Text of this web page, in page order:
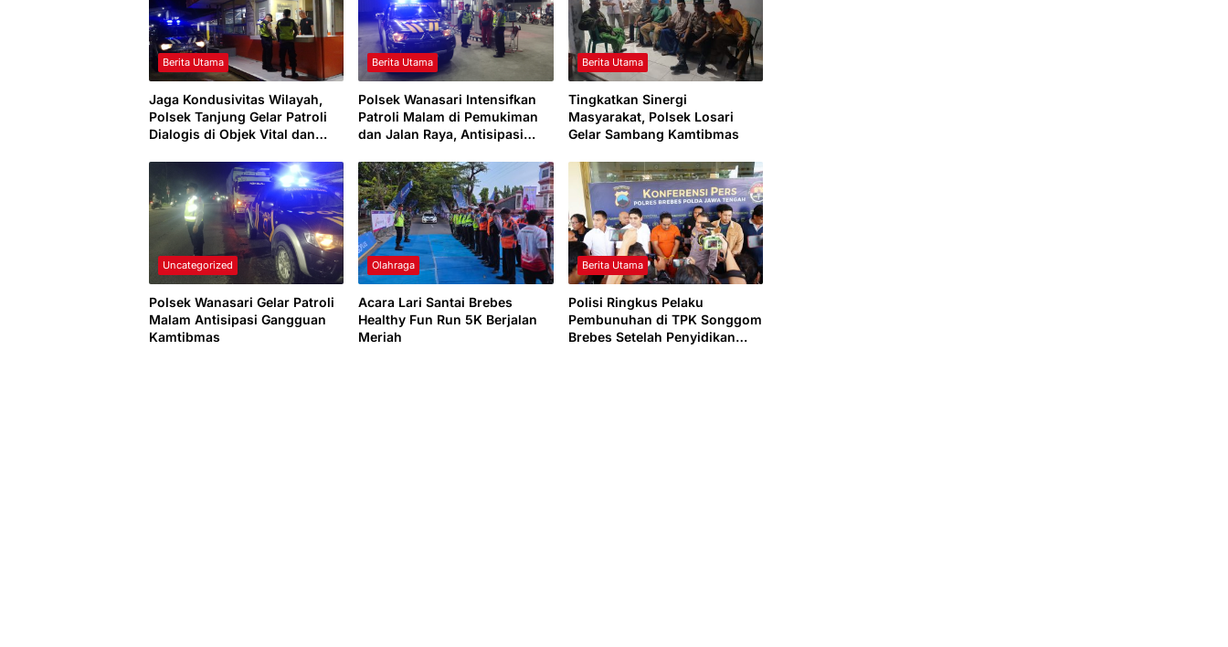
Berita Utama
Jaga Kondusivitas Wilayah,
Polsek Tanjung Gelar Patroli
Dialogis di Objek Vital dan
Berita Utama
Polsek Wanasari Intensifkan
Patroli Malam di Pemukiman
dan Jalan Raya, Antisipasi
Berita Utama
Tingkatkan Sinergi
Masyarakat, Polsek Losari
Gelar Sambang Kamtibmas
Uncategorized
Polsek Wanasari Gelar Patroli
Malam Antisipasi Gangguan
Kamtibmas
Olahraga
Acara Lari Santai Brebes
Healthy Fun Run 5K Berjalan
Meriah
Berita Utama
Polisi Ringkus Pelaku
Pembunuhan di TPK Songgom
Brebes Setelah Penyidikan